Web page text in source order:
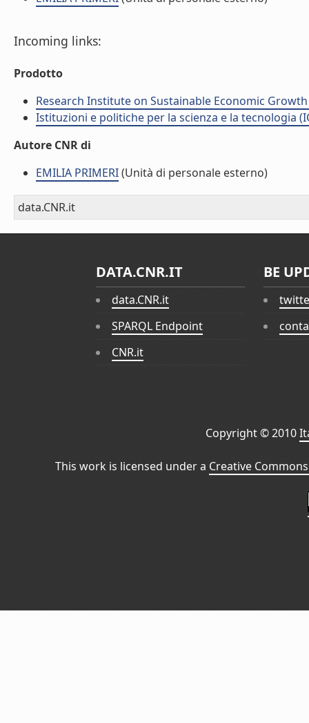
Incoming links:
Prodotto
Research Institute on Sustainable Economic Growth
Istituzioni e politiche per la scienza e la tecnologia
Autore CNR di
EMILIA PRIMERI(Unità di personale esterno)
data.CNR.it
DATA.CNR.IT
data.CNR.it
SPARQL Endpoint
CNR.it
BE
Copyright © 2010
This work is licensed under a Creative